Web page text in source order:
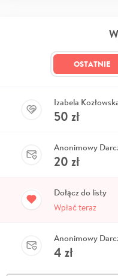
OSTATNIE
Izabela
50 zł
Anonimowy
20 zł
Dołącz do listy
Wpłać teraz
Anonimowy
4 zł